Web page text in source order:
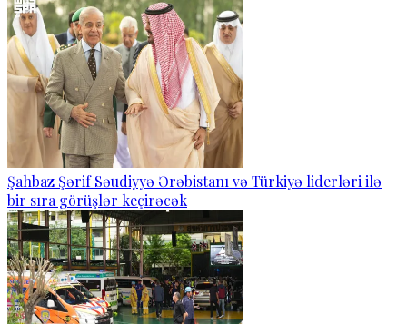
Şahbaz Şərif Səudiyyə Ərəbistanı və Türkiyə liderləri ilə
bir sıra görüşlər keçirəcək